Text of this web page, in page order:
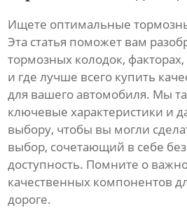
Ищете оптимальные
Эта статья поможет вам
тормозных колодок,
и где лучше всего купить
для вашего автомобиля. Мы
ключевые характеристики и
выбору, чтобы вы могли
выбор, сочетающий в себе
доступность. Помните о
качественных компонентов
дороге.